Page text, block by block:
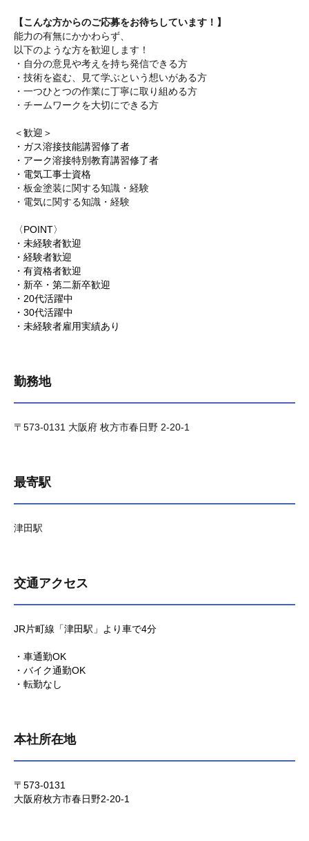
【こんな方からのご応募をお待ちしています！】
能力の有無にかかわらず、
以下のような方を歓迎します！
・自分の意見や考えを持ち発信できる方
・技術を盗む、見て学ぶという想いがある方
・一つひとつの作業に丁寧に取り組める方
・チームワークを大切にできる方
＜歓迎＞
・ガス溶接技能講習修了者
・アーク溶接特別教育講習修了者
・電気工事士資格
・板金塗装に関する知識・経験
・電気に関する知識・経験
〈POINT〉
・未経験者歓迎
・経験者歓迎
・有資格者歓迎
・新卒・第二新卒歓迎
・20代活躍中
・30代活躍中
・未経験者雇用実績あり
勤務地
〒573-0131 大阪府 枚方市春日野 2-20-1
最寄駅
津田駅
交通アクセス
JR片町線「津田駅」より車で4分
・車通勤OK
・バイク通勤OK
・転勤なし
本社所在地
〒573-0131
大阪府枚方市春日野2-20-1